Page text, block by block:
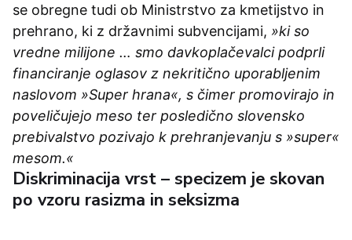
se obregne tudi ob Ministrstvo za kmetijstvo in
prehrano, ki z državnimi subvencijami, »ki so
vredne milijone … smo davkoplačevalci podprli
financiranje oglasov z nekritično uporabljenim
naslovom »Super hrana«, s čimer promovirajo in
poveličujejo meso ter posledično slovensko
prebivalstvo pozivajo k prehranjevanju s »super«
mesom.«
Diskriminacija vrst – specizem je skovan
po vzoru rasizma in seksizma